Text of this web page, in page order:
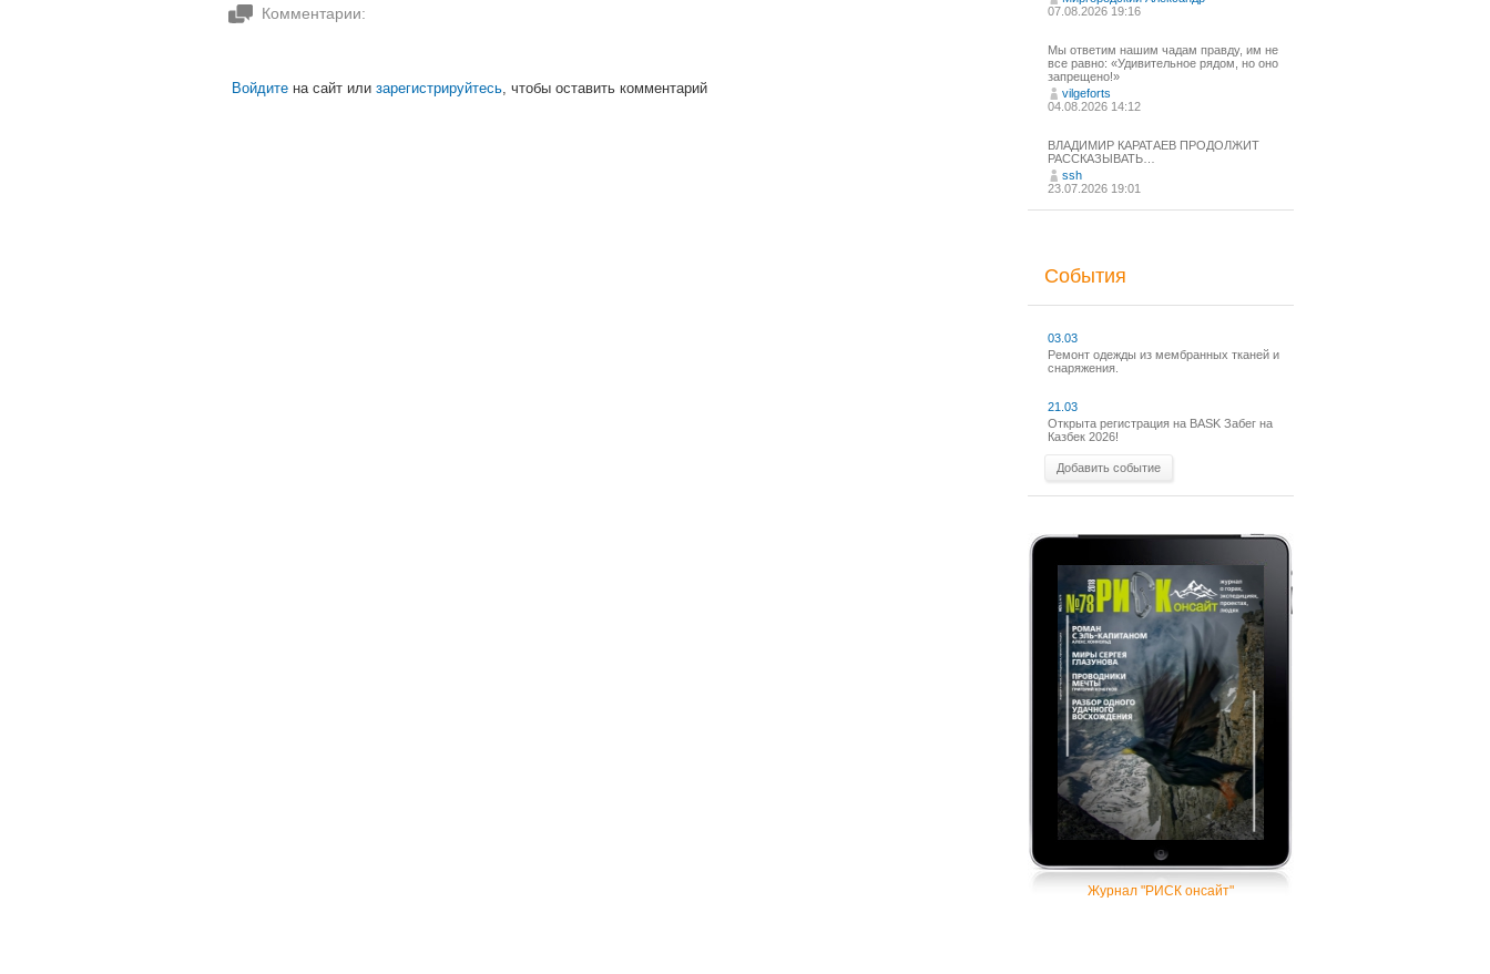
Комментарии:
Войдите на сайт или зарегистрируйтесь, чтобы оставить комментарий
07.08.2026 19:16
Мы ответим нашим чадам правду, им не
все равно: «Удивительное рядом, но оно
запрещено!»
vilgeforts
04.08.2026 14:12
ВЛАДИМИР КАРАТАЕВ ПРОДОЛЖИТ
РАССКАЗЫВАТЬ…
ssh
23.07.2026 19:01
События
03.03
Ремонт одежды из мембранных тканей и
снаряжения.
21.03
Открыта регистрация на BASK Забег на
Казбек 2026!
Добавить событие
Журнал "РИСК онсайт"